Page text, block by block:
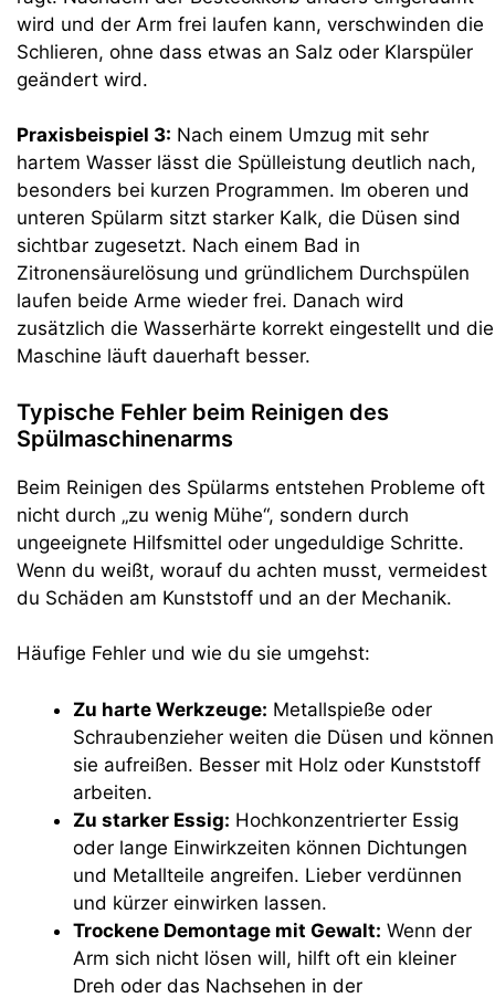
wird und der Arm frei laufen kann, verschwinden die
Schlieren, ohne dass etwas an Salz oder Klarspüler
geändert wird.
Praxisbeispiel 3: Nach einem Umzug mit sehr
hartem Wasser lässt die Spülleistung deutlich nach,
besonders bei kurzen Programmen. Im oberen und
unteren Spülarm sitzt starker Kalk, die Düsen sind
sichtbar zugesetzt. Nach einem Bad in
Zitronensäurelösung und gründlichem Durchspülen
laufen beide Arme wieder frei. Danach wird
zusätzlich die Wasserhärte korrekt eingestellt und die
Maschine läuft dauerhaft besser.
Typische Fehler beim Reinigen des
Spülmaschinenarms
Beim Reinigen des Spülarms entstehen Probleme oft
nicht durch „zu wenig Mühe“, sondern durch
ungeeignete Hilfsmittel oder ungeduldige Schritte.
Wenn du weißt, worauf du achten musst, vermeidest
du Schäden am Kunststoff und an der Mechanik.
Häufige Fehler und wie du sie umgehst:
Zu harte Werkzeuge: Metallspieße oder
Schraubenzieher weiten die Düsen und können
sie aufreißen. Besser mit Holz oder Kunststoff
arbeiten.
Zu starker Essig: Hochkonzentrierter Essig
oder lange Einwirkzeiten können Dichtungen
und Metallteile angreifen. Lieber verdünnen
und kürzer einwirken lassen.
Trockene Demontage mit Gewalt: Wenn der
Arm sich nicht lösen will, hilft oft ein kleiner
Dreh oder das Nachsehen in der